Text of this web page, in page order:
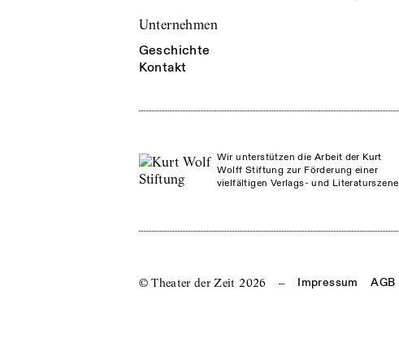
Unternehmen
Geschichte
Kontakt
Wir unterstützen die Arbeit der Kurt
Wolff Stiftung zur Förderung einer
vielfältigen Verlags- und Literaturszene
© Theater der Zeit2026 – Impressum AGB